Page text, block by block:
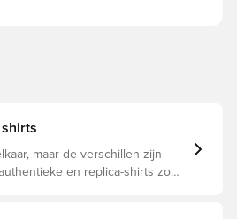
maar de verschillen zijn
en replica-shirts zo